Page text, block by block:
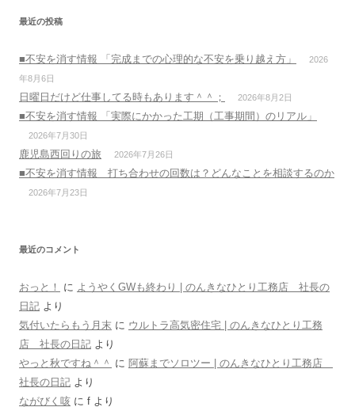
最近の投稿
■不安を消す情報 「完成までの心理的な不安を乗り越え方」
2026
年8月6日
日曜日だけど仕事してる時もあります＾＾； 2026年8月2日
■不安を消す情報 「実際にかかった工期（工事期間）のリアル」
2026年7月30日
鹿児島西回りの旅 2026年7月26日
■不安を消す情報 打ち合わせの回数は？どんなことを相談するのか
2026年7月23日
最近のコメント
おっと！ に ようやくGWも終わり | のんきなひとり工務店 社長の
日記 より
気付いたらもう月末 に ウルトラ高気密住宅 | のんきなひとり工務
店 社長の日記 より
やっと秋ですね＾＾ に 阿蘇までソロツー | のんきなひとり工務店
社長の日記 より
ながびく咳 に f より